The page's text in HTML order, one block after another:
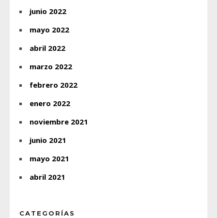
junio 2022
mayo 2022
abril 2022
marzo 2022
febrero 2022
enero 2022
noviembre 2021
junio 2021
mayo 2021
abril 2021
CATEGORÍAS